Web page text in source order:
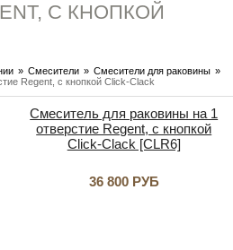
С КНОПКОЙ
» Смесители » Смесители для раковины »
Regent, с кнопкой Click-Clack
Смеситель для раковины на 1
отверстие Regent, с кнопкой
Click-Clack [CLR6]
36 800 РУБ